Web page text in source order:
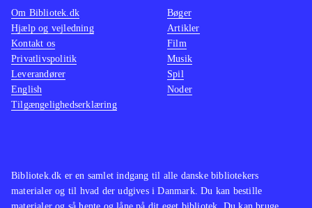
Bibliotek.dk er en samlet indgang til alle danske bibliotekers
materialer og til hvad der udgives i Danmark. Du kan bestille
Om Bibliotek.dk
Hjælp og vejledning
Kontakt os
Privatlivspolitik
Leverandører
English
Tilgængelighedserklæring
Bøger
Artikler
Film
Musik
Spil
Noder